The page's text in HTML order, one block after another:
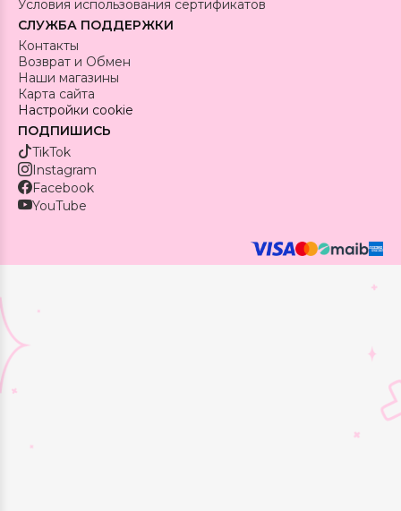
Условия использования сертификатов
СЛУЖБА ПОДДЕРЖКИ
Контакты
Возврат и Обмен
Наши магазины
Карта сайта
Настройки cookie
ПОДПИШИСЬ
TikTok
Instagram
Facebook
YouTube